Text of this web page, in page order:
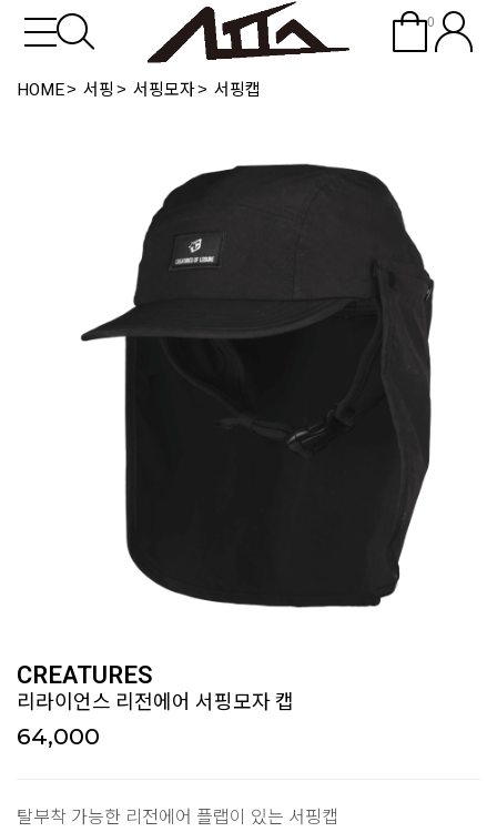
0
HOME 서핑 서핑모자 서핑캡
CREATURES
리라이언스 리전에어 서핑모자 캡
64,000
탈부착 가능한 리전에어 플랩이 있는 서핑캡